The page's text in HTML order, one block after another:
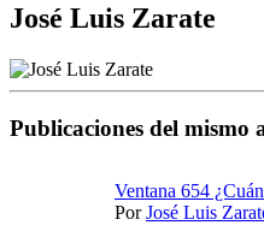
José Luis Zarate
Publicaciones del mismo
Ventana 654
PorJosé Luis